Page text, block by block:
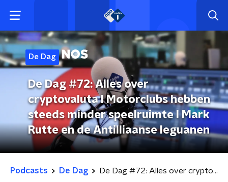
De Dag
De Dag #72: Alles over
cryptovaluta l Motorclubs hebben
steeds minder speelruimte l Mark
Rutte en de Antilliaanse leguanen
Podcasts De Dag De Dag #72: Alles over cryptovaluta l Motorclubs hebben steeds minder speelruimte l Mark Rutte en de Antilliaanse leguanen